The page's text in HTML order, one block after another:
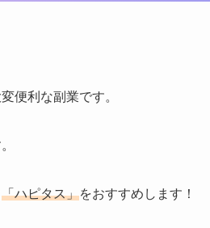
便利な副業です。
「ハピタス」をおすすめします！